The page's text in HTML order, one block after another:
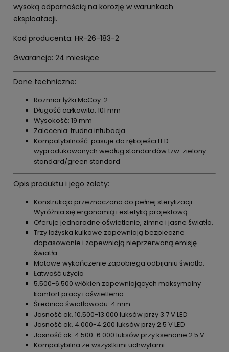
wysoką odpornością na korozję w warunkach
eksploatacji.
Kod producenta: HR-26-183-2
Gwarancja: 24 miesiące
Dane techniczne:
Rozmiar łyżki McCoy: 2
Długość całkowita: 101 mm
Wysokość: 19 mm
Zalecenia: trudna intubacja
Kompatybilność: pasuje do rękojeści LED
wyprodukowanych według standardów tzw. zielony
standard/green standard
Opis produktu i jego zalety:
Konstrukcja przeznaczona do pełnej sterylizacji.
Wyróżnia się ergonomią i estetyką projektową .
Oferuje jednorodne oświetlenie, zimne i jasne światło.
Trzy łożyska kulkowe zapewniają bezpieczne
dopasowanie i zapewniają nieprzerwaną emisję
światła
Matowe wykończenie zapobiega odbijaniu światła.
Łatwość użycia
5.500-6.500 włókien zapewniających maksymalny
komfort pracy i oświetlenia
Średnica światłowodu: 4 mm
Jasność ok. 10.500-13.000 luksów przy 3.7 V LED
Jasność ok. 4.000-4.200 luksów przy 2.5 V LED
Jasność ok. 4.500-6.000 luksów przy ksenonie 2.5 V
Kompatybilna ze wszystkimi uchwytami